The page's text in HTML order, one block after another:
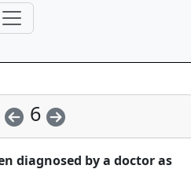
6
diagnosed by a doctor as